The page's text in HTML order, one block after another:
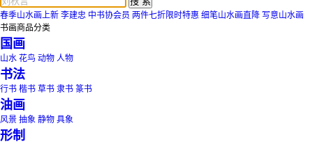
春季山水画上新 李建忠 中书协会员 两件七折限时特惠 细笔山水画直降 写意山水画
书画商品分类
国画
山水 花鸟 动物 人物
书法
行书 楷书 草书 隶书 篆书
油画
风景 抽象 静物 具象
形制